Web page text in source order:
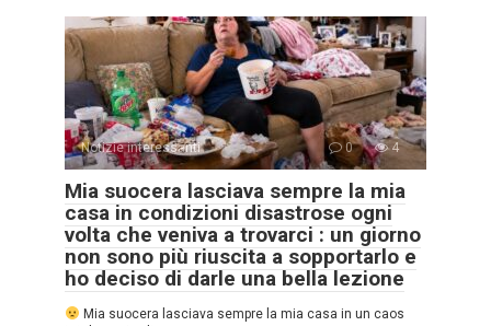
Notizie interessanti 0 4
Mia suocera lasciava sempre la mia
casa in condizioni disastrose ogni
volta che veniva a trovarci : un giorno
non sono più riuscita a sopportarlo e
ho deciso di darle una bella lezione
Mia suocera lasciava sempre la mia casa in un caos